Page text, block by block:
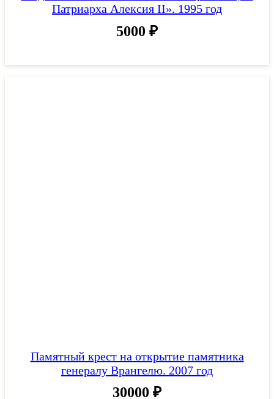
Патриарха Алексия II». 1995 год
5000 ₽
Памятный крест на открытие памятника
генералу Врангелю. 2007 год
30000 ₽